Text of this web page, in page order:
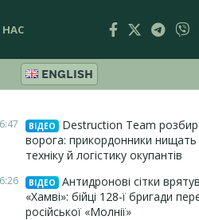
НАС
ENGLISH
ВІДЕО
Destruction Team
ворога: прикордонники нищать
техніку й логістику окупантів
ВІДЕО
Антидронові сітки
«Хамві»: бійці 128-ї бригади
російської «Молнії»